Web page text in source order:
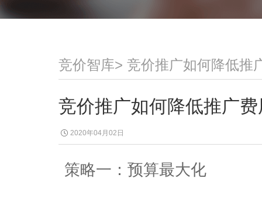
竞价智库> 竞价推广如何降低推
竞价推广如何降低推广费
2020年04月02日
策略一：预算最大化